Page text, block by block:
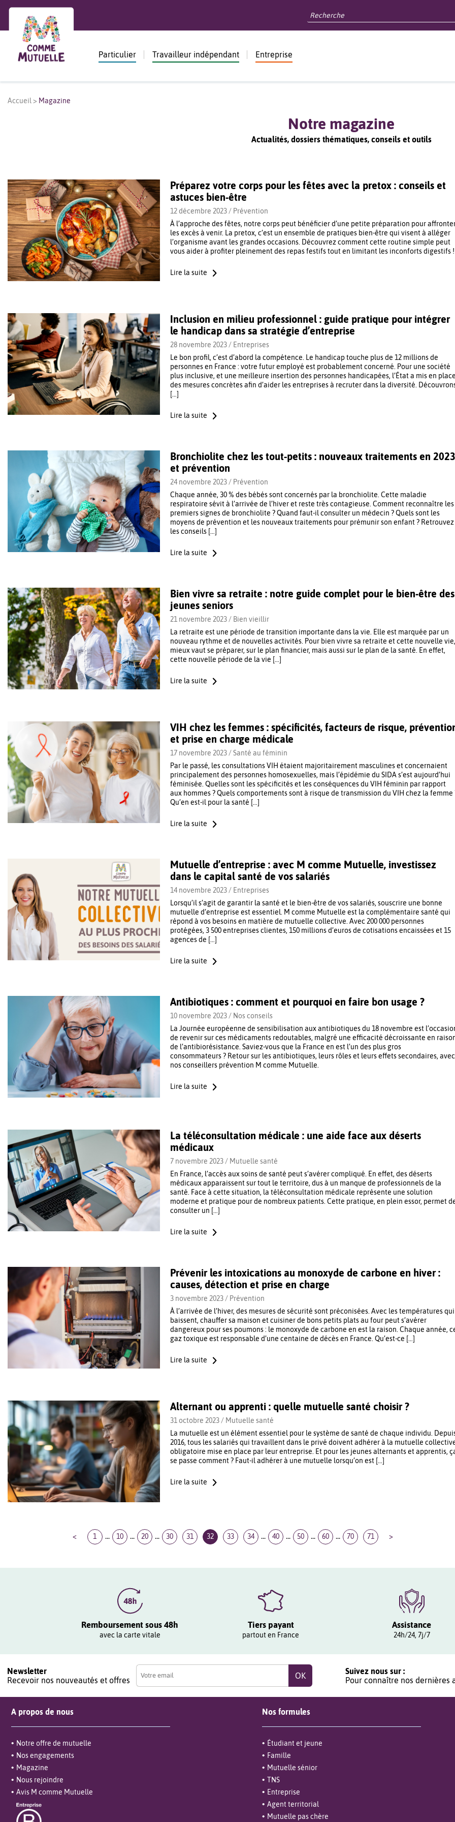
Particulier Travailleur indépendant Entreprise
Accueil > Magazine
Notre magazine
Actualités, dossiers thématiques, conseils et outils
Préparez votre corps pour les fêtes avec la pretox : conseils et
astuces bien-être
12 décembre 2023 / Prévention
À l’approche des fêtes, notre corps peut bénéficier d’une petite préparation pour
les excès à venir. La pretox, c’est un ensemble de pratiques bien-être qui visent à alléger
l’organisme avant les grandes occasions. Découvrez comment cette routine simple peut
vous aider à profiter pleinement des repas festifs tout en limitant les inconforts digestifs !
Lire la suite
Inclusion en milieu professionnel : guide pratique pour intégrer
le handicap dans sa stratégie d’entreprise
28 novembre 2023 / Entreprises
Le bon profil, c’est d’abord la compétence. Le handicap touche plus de 12 millions de
personnes en France : votre futur employé est probablement concerné. Pour une société
plus inclusive, et une meilleure insertion des personnes handicapées, l’État a mis en
des mesures concrètes afin d’aider les entreprises à recruter dans la diversité.
[…]
Lire la suite
Bronchiolite chez les tout-petits : nouveaux traitements en 2023
et prévention
24 novembre 2023 / Prévention
Chaque année, 30 % des bébés sont concernés par la bronchiolite. Cette maladie
respiratoire sévit à l’arrivée de l’hiver et reste très contagieuse. Comment reconnaître les
premiers signes de bronchiolite ? Quand faut-il consulter un médecin ? Quels sont les
moyens de prévention et les nouveaux traitements pour prémunir son enfant ? Retrouvez
les conseils […]
Lire la suite
Bien vivre sa retraite : notre guide complet pour le bien-être des
jeunes seniors
21 novembre 2023 / Bien vieillir
La retraite est une période de transition importante dans la vie. Elle est marquée par un
nouveau rythme et de nouvelles activités. Pour bien vivre sa retraite et cette nouvelle vie,
mieux vaut se préparer, sur le plan financier, mais aussi sur le plan de la santé. En effet,
cette nouvelle période de la vie […]
Lire la suite
VIH chez les femmes : spécificités, facteurs de risque,
et prise en charge médicale
17 novembre 2023 /Santé au féminin
Par le passé, les consultations VIH étaient majoritairement masculines et concernaient
principalement des personnes homosexuelles, mais l’épidémie du SIDA s’est aujourd’hui
féminisée. Quelles sont les spécificités et les conséquences du VIH féminin par rapport
aux hommes ? Quels comportements sont à risque de transmission du VIH chez la femme
Qu’en est-il pour la santé […]
Lire la suite
Mutuelle d’entreprise : avec M comme Mutuelle, investissez
dans le capital santé de vos salariés
14 novembre 2023 / Entreprises
Lorsqu’il s’agit de garantir la santé et le bien-être de vos salariés, souscrire une bonne
mutuelle d’entreprise est essentiel. M comme Mutuelle est la complémentaire santé qui
répond à vos besoins en matière de mutuelle collective. Avec 200 000 personnes
protégées, 3 500 entreprises clientes, 150 millions d’euros de cotisations encaissées et 15
agences de […]
Lire la suite
Antibiotiques : comment et pourquoi en faire bon usage ?
10 novembre 2023 / Nos conseils
La Journée européenne de sensibilisation aux antibiotiques du 18 novembre est
de revenir sur ces médicaments redoutables, malgré une efficacité décroissante en
de l’antibiorésistance. Saviez-vous que la France en est l’un des plus gros
consommateurs ? Retour sur les antibiotiques, leurs rôles et leurs effets secondaires, avec
nos conseillers prévention M comme Mutuelle.
Lire la suite
La téléconsultation médicale : une aide face aux déserts
médicaux
7 novembre 2023 / Mutuelle santé
En France, l’accès aux soins de santé peut s’avérer compliqué. En effet, des déserts
médicaux apparaissent sur tout le territoire, dus à un manque de professionnels de la
santé. Face à cette situation, la téléconsultation médicale représente une solution
moderne et pratique pour de nombreux patients. Cette pratique, en plein essor, permet
consulter un […]
Lire la suite
Prévenir les intoxications au monoxyde de carbone en hiver :
causes, détection et prise en charge
3 novembre 2023 / Prévention
À l’arrivée de l’hiver, des mesures de sécurité sont préconisées. Avec les températures qui
baissent, chauffer sa maison et cuisiner de bons petits plats au four peut s’avérer
dangereux pour ses poumons : le monoxyde de carbone en est la raison. Chaque année,
gaz toxique est responsable d’une centaine de décès en France. Qu’est-ce […]
Lire la suite
Alternant ou apprenti : quelle mutuelle santé choisir ?
31 octobre 2023 / Mutuelle santé
La mutuelle est un élément essentiel pour le système de santé de chaque individu.
2016, tous les salariés qui travaillent dans le privé doivent adhérer à la mutuelle
obligatoire mise en place par leur entreprise. Et pour les jeunes alternants et apprentis,
se passe comment ? Faut-il adhérer à une mutuelle lorsqu’on est […]
Lire la suite
< 1 ... 10 ... 20 ... 30 31 32 33 34 ... 40 ... 50 ... 60 ... 70 71 >
Remboursement sous 48h
avec la carte vitale
Tiers payant
partout en France
Assistance
24h/24, 7j/7
Newsletter
Recevoir nos nouveautés et offres
Suivez nous sur :
Pour connaître nos dernières
A propos de nous
Notre offre de mutuelle
Nos engagements
Magazine
Nous rejoindre
Avis M comme Mutuelle
Nos formules
Étudiant et jeune
Famille
Mutuelle sénior
TNS
Entreprise
Agent territorial
Mutuelle pas chère